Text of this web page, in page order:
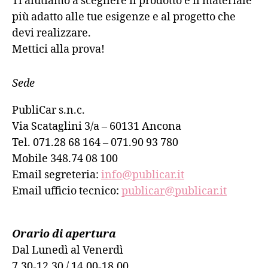
più adatto alle tue esigenze e al progetto che
devi realizzare.
Mettici alla prova!
Sede
PubliCar s.n.c.
Via Scataglini 3/a – 60131 Ancona
Tel. 071.28 68 164 – 071.90 93 780
Mobile 348.74 08 100
Email segreteria: info@publicar.it
Email ufficio tecnico: publicar@publicar.it
Orario di apertura
Dal Lunedì al Venerdì